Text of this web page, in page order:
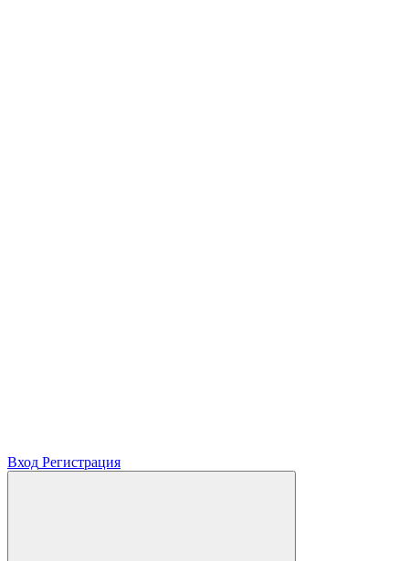
Вход Регистрация